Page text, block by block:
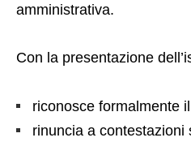
amministrativa.
Con la presentazione
riconosce formalmente
rinuncia a contestazioni